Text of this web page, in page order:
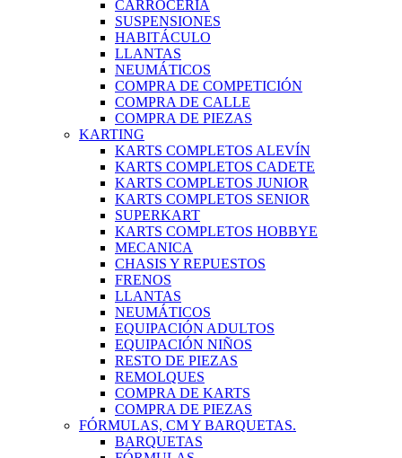
CARROCERÍA
SUSPENSIONES
HABITÁCULO
LLANTAS
NEUMÁTICOS
COMPRA DE COMPETICIÓN
COMPRA DE CALLE
COMPRA DE PIEZAS
KARTING
KARTS COMPLETOS ALEVÍN
KARTS COMPLETOS CADETE
KARTS COMPLETOS JUNIOR
KARTS COMPLETOS SENIOR
SUPERKART
KARTS COMPLETOS HOBBYE
MECANICA
CHASIS Y REPUESTOS
FRENOS
LLANTAS
NEUMÁTICOS
EQUIPACIÓN ADULTOS
EQUIPACIÓN NIÑOS
RESTO DE PIEZAS
REMOLQUES
COMPRA DE KARTS
COMPRA DE PIEZAS
FÓRMULAS, CM Y BARQUETAS.
BARQUETAS